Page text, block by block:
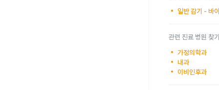
일반 감기 - 바
관련 진료 병원 찾
가정의학과
내과
이비인후과